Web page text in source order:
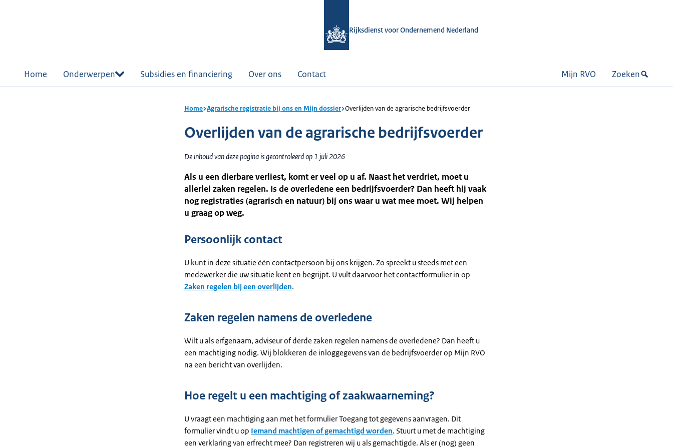
Rijksdienst voor Ondernemend Nederland
Home Onderwerpen Subsidies en financiering Over ons Contact Mijn RVO Zoeken
Home Agrarische registratie bij ons en Mijn dossier Overlijden van de agrarische bedrijfsvoerder
Overlijden van de agrarische bedrijfsvoerder
De inhoud van deze pagina is gecontroleerd op 1 juli 2026
Als u een dierbare verliest, komt er veel op u af. Naast het verdriet, moet u
allerlei zaken regelen. Is de overledene een bedrijfsvoerder? Dan heeft hij vaak
nog registraties (agrarisch en natuur) bij ons waar u wat mee moet. Wij helpen
u graag op weg.
Persoonlijk contact
U kunt in deze situatie één contactpersoon bij ons krijgen. Zo spreekt u steeds met een
medewerker die uw situatie kent en begrijpt. U vult daarvoor het contactformulier in op
Zaken regelen bij een overlijden.
Zaken regelen namens de overledene
Wilt u als erfgenaam, adviseur of derde zaken regelen namens de overledene? Dan heeft u
een machtiging nodig. Wij blokkeren de inloggegevens van de bedrijfsvoerder op Mijn RVO
na een bericht van overlijden.
Hoe regelt u een machtiging of zaakwaarneming?
U vraagt een machtiging aan met het formulier Toegang tot gegevens aanvragen. Dit
formulier vindt u op Iemand machtigen of gemachtigd worden. Stuurt u met de machtiging
een verklaring van erfrecht mee? Dan registreren wij u als gemachtigde. Als er (nog) geen